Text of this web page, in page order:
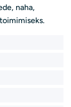
naha,